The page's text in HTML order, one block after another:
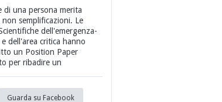
di una persona merita
semplificazioni. Le
dell'emergenza-
dell'area critica hanno
un Position Paper
per ribadire un
Guarda su Facebook